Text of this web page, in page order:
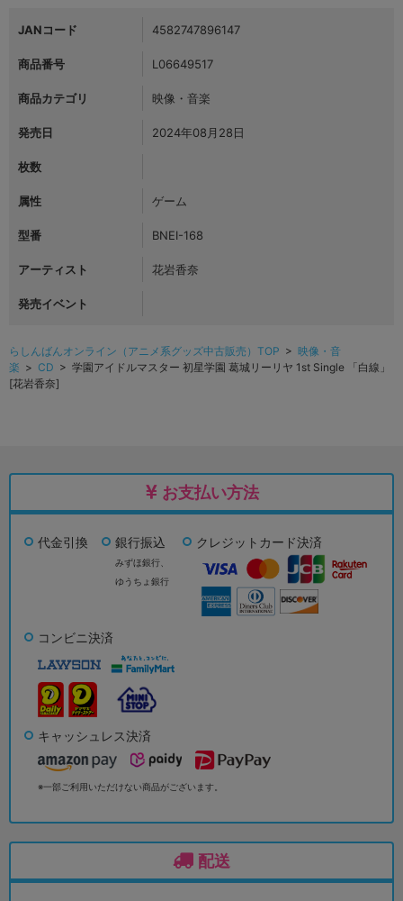
JANコード 4582747896147
商品番号 L06649517
商品カテゴリ 映像・音楽
発売日 2024年08月28日
枚数
属性 ゲーム
型番 BNEI-168
アーティスト 花岩香奈
発売イベント
らしんばんオンライン（アニメ系グッズ中古販売）TOP > 映像・音
楽 > CD > 学園アイドルマスター 初星学園 葛城リーリヤ 1st Single 「白線」
[花岩香奈]
お支払い方法
代金引換 銀行振込
みずほ銀行、
ゆうちょ銀行
クレジットカード決済
コンビニ決済
キャッシュレス決済
※一部ご利用いただけない商品がございます。
配送